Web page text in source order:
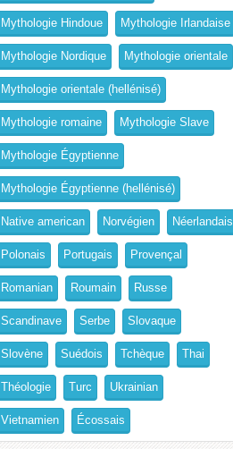
Mythologie Hindoue Mythologie Irlandaise
Mythologie Nordique Mythologie orientale
Mythologie orientale (hellénisé)
Mythologie romaine Mythologie Slave
Mythologie Égyptienne
Mythologie Égyptienne (hellénisé)
Native american Norvégien Néerlandais
Polonais Portugais Provençal
Romanian Roumain Russe
Scandinave Serbe Slovaque
Slovène Suédois Tchèque Thai
Théologie Turc Ukrainian
Vietnamien Écossais